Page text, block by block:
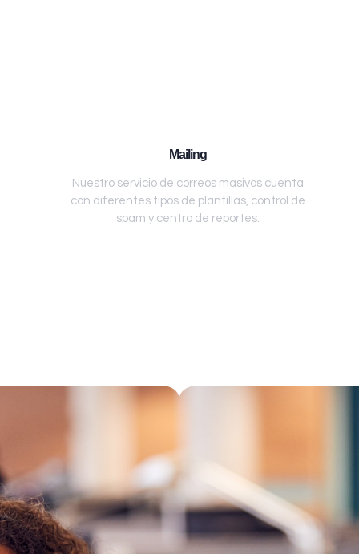
Mailing
Nuestro servicio de correos masivos cuenta
con diferentes tipos de plantillas, control de
spam y centro de reportes.